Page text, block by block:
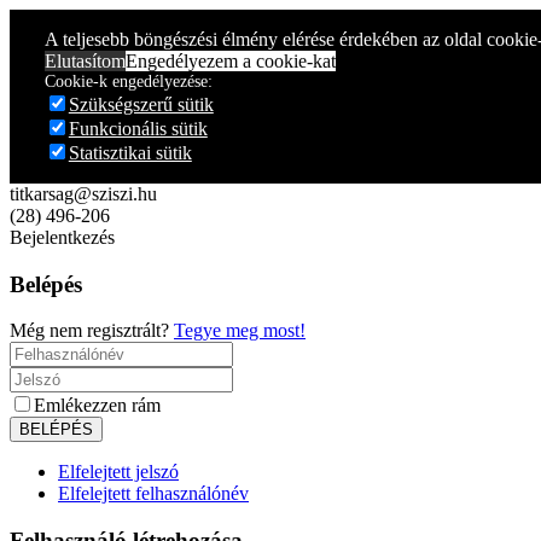
A teljesebb böngészési élmény elérése érdekében az oldal
ElutasítomEngedélyezem a cookie-kat
Cookie-k engedélyezése:
Szükségszerű sütik
Funkcionális sütik
Statisztikai sütik
titkarsag@sziszi.hu
(28) 496-206
Bejelentkezés
Belépés
Még nem regisztrált? Tegye meg most!
Emlékezzen rám
Elfelejtett jelszó
Elfelejtett felhasználónév